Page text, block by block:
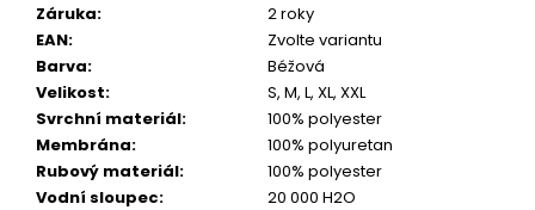
Záruka:
2 roky
EAN:
Zvolte variantu
Barva:
Béžová
Velikost:
S, M, L, XL, XXL
Svrchní materiál:
100% polyester
Membrána:
100% polyuretan
Rubový materiál:
100% polyester
Vodní sloupec:
20 000 H2O